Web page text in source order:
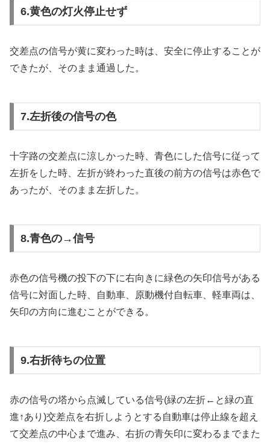
6.黄色の灯火停止せず
交差点の信号が黄に変わった時は、安全に停止することが
できたが、そのまま通過した。
7.左折後の信号の色
十字路の交差点に涼しかった時、青色にした信号に従って
左折をした時、左折が終わった直後の前方の信号は赤色で
あったが、そのまま左折した。
8.青色の→信号
赤色の信号機の投下の下に右向きに緑色の矢印信号がある
信号に対面した時、自動車、原動機付自転車、軽車両は、
矢印の方向に進むことができる。
9.右折待ちの位置
赤の信号の塔から点滅している信号(緑の左折←と緑の直
進↑あり)交差点を右折しようとする自動車は停止線を超え
て交差点の中心まで進み、右折の青矢印に変わるまでまた